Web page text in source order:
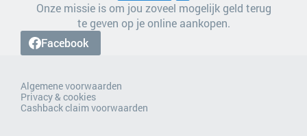
Onze missie is om jou zoveel mogelijk geld terug
te geven op je online aankopen.
Facebook
Algemene voorwaarden
Privacy & cookies
Cashback claim voorwaarden